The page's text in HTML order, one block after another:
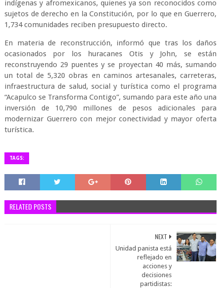
indígenas y afromexicanos, quienes ya son reconocidos como
sujetos de derecho en la Constitución, por lo que en Guerrero,
1,734 comunidades reciben presupuesto directo.
En materia de reconstrucción, informó que tras los daños
ocasionados por los huracanes Otis y John, se están
reconstruyendo 29 puentes y se proyectan 40 más, sumando
un total de 5,320 obras en caminos artesanales, carreteras,
infraestructura de salud, social y turística como el programa
“Acapulco se Transforma Contigo”, sumando para este año una
inversión de 10,790 millones de pesos adicionales para
modernizar Guerrero con mejor conectividad y mayor oferta
turística.
TAGS:
RELATED POSTS
NEXT
Unidad panista está
reflejado en
acciones y
decisiones
partidistas: